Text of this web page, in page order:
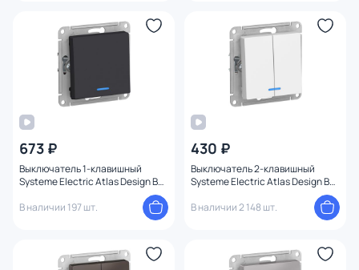
673 ₽
Выключатель 1-клавишный
Systeme Electric Atlas Design BD-
В наличии 197 шт.
430 ₽
Выключатель 2-клавишный
Systeme Electric Atlas Design BD-
В наличии 2 148 шт.